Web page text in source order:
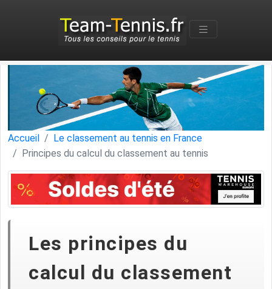
Accueil
Le classement au tennis en France
Principes du calcul du classement au tennis
Les principes du
calcul du classement